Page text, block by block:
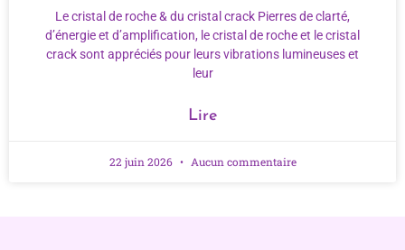
Le cristal de roche & du cristal crack Pierres de clarté,
d’énergie et d’amplification, le cristal de roche et le cristal
crack sont appréciés pour leurs vibrations lumineuses et
leur
Lire
22 juin 2026 Aucun commentaire